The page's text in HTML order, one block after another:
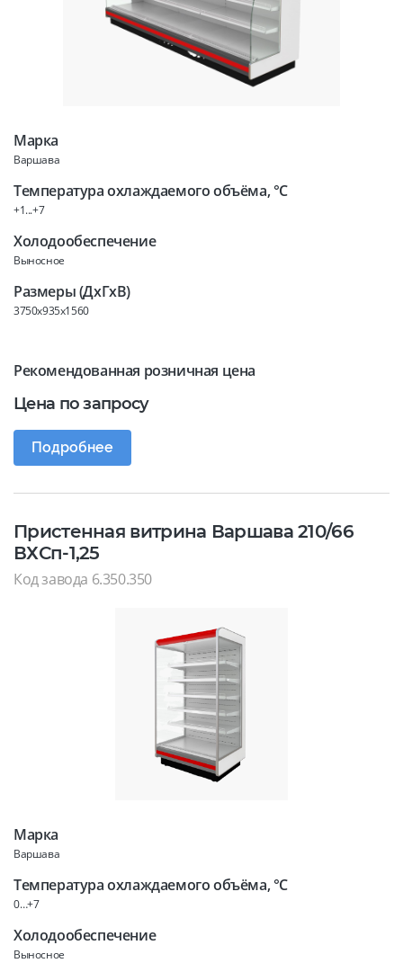
Марка
Варшава
Температура охлаждаемого объёма, °C
+1...+7
Холодообеспечение
Выносное
Размеры (ДхГхВ)
3750x935x1560
Рекомендованная розничная цена
Цена по запросу
Подробнее
Пристенная витрина Варшава 210/66
ВХСп-1,25
Код завода 6.350.350
Марка
Варшава
Температура охлаждаемого объёма, °C
0…+7
Холодообеспечение
Выносное